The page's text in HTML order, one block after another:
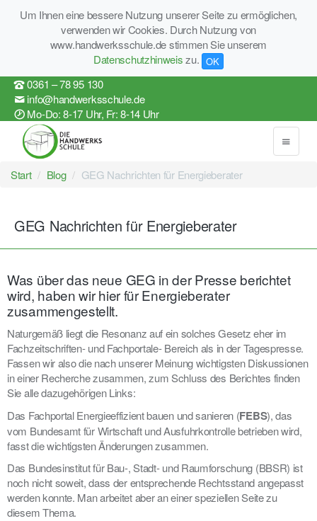
Um Ihnen eine bessere Nutzung unserer Seite zu ermöglichen,
verwenden wir Cookies. Durch Nutzung von
www.handwerksschule.de stimmen Sie unserem
Datenschutzhinweiszu. OK
0361 – 78 95 130
info@handwerksschule.de
Mo-Do: 8-17 Uhr, Fr: 8-14 Uhr
Start Blog GEG Nachrichten für Energieberater
GEG Nachrichten für Energieberater
Was über das neue GEG in der Presse berichtet
wird, haben wir hier für Energieberater
zusammengestellt.
Naturgemäß liegt die Resonanz auf ein solches Gesetz eher im
Fachzeitschriften- und Fachportale- Bereich als in der Tagespresse.
Fassen wir also die nach unserer Meinung wichtigsten Diskussionen
in einer Recherche zusammen, zum Schluss des Berichtes finden
Sie alle dazugehörigen Links:
Das Fachportal Energieeffizient bauen und sanieren (FEBS), das
vom Bundesamt für Wirtschaft und Ausfuhrkontrolle betrieben wird,
fasst die wichtigsten Änderungen zusammen.
Das Bundesinstitut für Bau-, Stadt- und Raumforschung (BBSR) ist
noch nicht soweit, dass der entsprechende Rechtsstand angepasst
werden konnte. Man arbeitet aber an einer speziellen Seite zu
diesem Thema.